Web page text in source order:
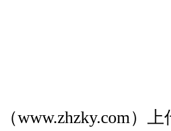
www.zhzky.com）上